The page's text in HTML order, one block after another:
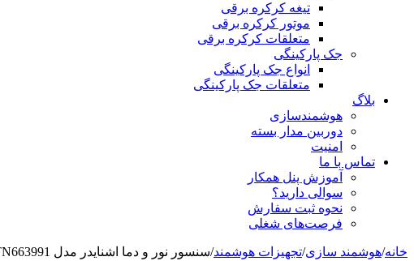
تیغه کرکره برقی
موتور کرکره برقی
متعلقات کرکره برقی
جک پارکینگی
انواع جک پارکینگی
متعلقات جک پارکینگی
بلاگ
هوشمندسازی
دوربین مدار بسته
امنیت
تماس با ما
آموزش پنل همکار
سوالی دارید؟
نحوه ثبت سفارش
فرصت‌های شغلی
خانه/هوشمند سازی/تجهیزات هوشمند/سنسور نور و دما اشنایدر مدل MTN663991